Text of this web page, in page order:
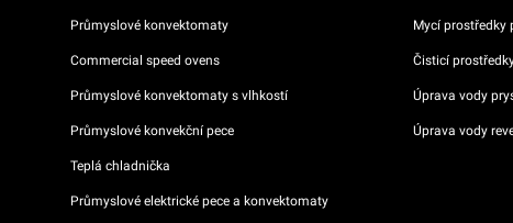
Průmyslové konvektomaty
Commercial speed ovens
Průmyslové konvektomaty s vlhkostí
Průmyslové konvekční pece
Teplá chladnička
Průmyslové elektrické pece a konvektomaty
Mycí
Čisticí
Úprava vody
Úprava vody